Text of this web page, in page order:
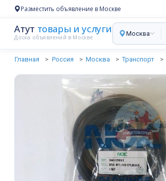
Разместить объявление в Москве
Атут товары и услуги
Доска объявлений в Москве
Москва
Главная Россия Москва Транспорт